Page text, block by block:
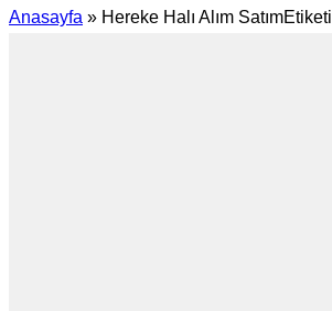
Anasayfa » Hereke Halı Alım SatımEtiketi